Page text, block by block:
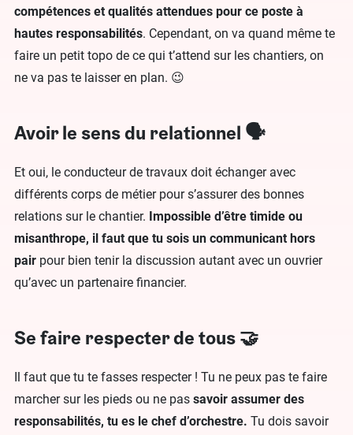
compétences et qualités attendues pour ce poste à
hautes responsabilités. Cependant, on va quand même te
faire un petit topo de ce qui t’attend sur les chantiers, on
ne va pas te laisser en plan. 😉
Avoir le sens du relationnel 🗣️
Et oui, le conducteur de travaux doit échanger avec
différents corps de métier pour s’assurer des bonnes
relations sur le chantier. Impossible d’être timide ou
misanthrope, il faut que tu sois un communicant hors
pair pour bien tenir la discussion autant avec un ouvrier
qu’avec un partenaire financier.
Se faire respecter de tous 🤝
Il faut que tu te fasses respecter ! Tu ne peux pas te faire
marcher sur les pieds ou ne pas savoir assumer des
responsabilités, tu es le chef d’orchestre. Tu dois savoir